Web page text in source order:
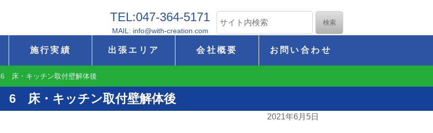
TEL:047-364-5171
MAIL: info@with-creation.com
施行実績 出張エリア 会社概要 お問い合わせ
6 床・キッチン取付壁解体後
6 床・キッチン取付壁解体後
2021年6月5日